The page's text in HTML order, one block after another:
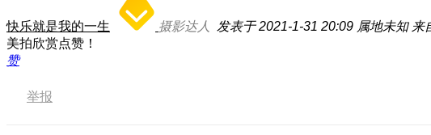
快乐就是我的一生 摄影达人 发表于 2021-1-31 20:09 属地未知 来
美拍欣赏点赞！
赞
举报